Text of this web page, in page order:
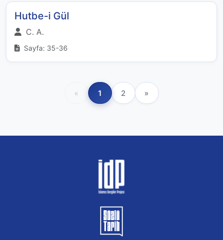
Hutbe-i Gül
C. A.
Sayfa: 35-36
« 1 2 »